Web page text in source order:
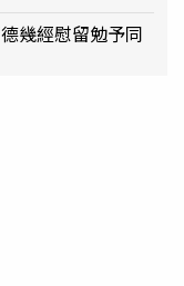
幾經慰留勉予同